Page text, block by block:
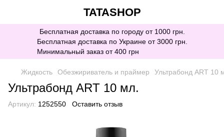
TATASHOP
Бесплатная доставка по городу от 1000 грн.
Бесплатная доставка по Украине от 3000 грн.
Минимальный заказ от 400 грн
Жидкость Обезжириватель и праймер Ультрабонд ART 10
Ультрабонд ART 10 мл.
Артикул: 1252550 Оставить отзыв